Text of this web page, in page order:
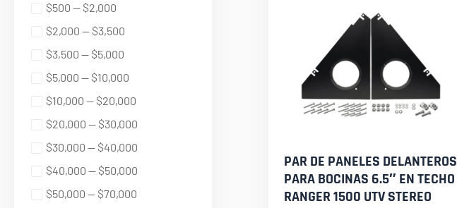
$500 — $2,000
$2,000 — $3,500
$3,500 — $5,000
$5,000 — $10,000
$10,000 — $20,000
$20,000 — $30,000
$30,000 — $40,000
$40,000 — $50,000
$50,000 — $70,000
PAR DE PANELES DELANTEROS
PARA BOCINAS 6.5″ EN TECHO
RANGER 1500 UTV STEREO